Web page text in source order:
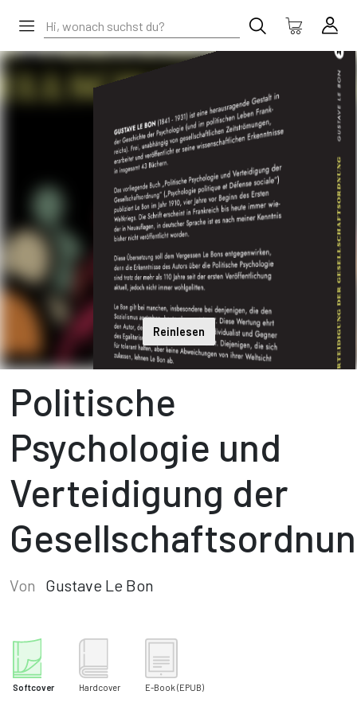
Reinlesen
Politische
Psychologie und
Verteidigung der
Von Gustave Le Bon
Softcover Hardcover E-Book (EPUB)